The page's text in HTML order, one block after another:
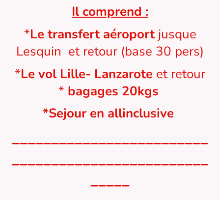
Il comprend :
*Le transfert aéroportjusque
Lesquin et retour (base 30 pers)
*Le vol Lille- Lanzarote et retour
* bagages 20kgs
*Sejour en allinclusive
_________________________
_________________________
_____